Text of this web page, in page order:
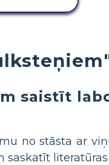
saistīt
no stāsta ar
saskatīt